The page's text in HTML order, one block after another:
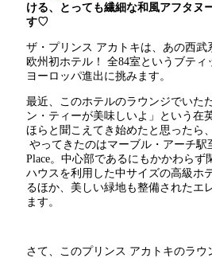
ける、とっても繊細な和風アフタヌ
す♡
ザ・プリンス アカトキは、あの西武
欧州初ホテル！ 全84室というブテ
ヨーロッパ進出に挑みます。
最近、このホテルのラウンジでいた
ン・ティーが美味しいよ」という在
ほらと聞こえてき始めたと思ったら
やってきたのはマーブル・アーチ駅
Place。中心部であるにもかかわらず
ハウスを利用した中サイズの高級ホ
るほか、美しい緑地も整備されたエ
ます。
さて、このプリンス アカトキのラウ